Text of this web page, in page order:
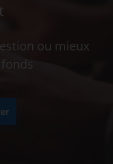
ou mieux